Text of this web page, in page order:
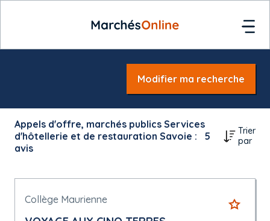
Modifier ma recherche
Appels d'offre, marchés publics Services
d'hôtellerie et de restauration Savoie :
5
avis
Trier
par
Collège Maurienne